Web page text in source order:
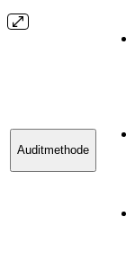
Auditmethode